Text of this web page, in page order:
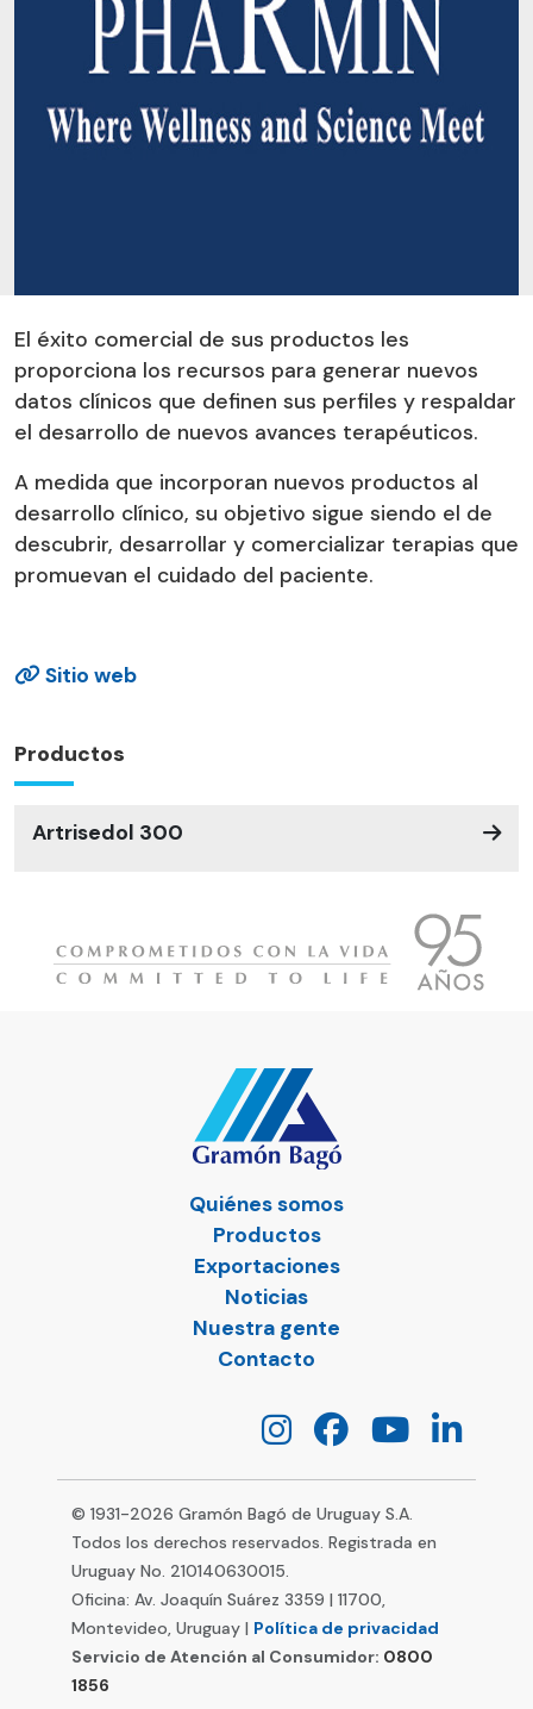
El éxito comercial de sus productos les
proporciona los recursos para generar nuevos
datos clínicos que definen sus perfiles y respaldar
el desarrollo de nuevos avances terapéuticos.
A medida que incorporan nuevos productos al
desarrollo clínico, su objetivo sigue siendo el de
descubrir, desarrollar y comercializar terapias que
promuevan el cuidado del paciente.
Sitio web
Productos
Artrisedol 300
Quiénes somos
Productos
Exportaciones
Noticias
Nuestra gente
Contacto
© 1931-2026 Gramón Bagó de Uruguay S.A.
Todos los derechos reservados. Registrada en
Uruguay No. 210140630015.
Oficina: Av. Joaquín Suárez 3359 | 11700,
Montevideo, Uruguay | Política de privacidad
Servicio de Atención al Consumidor: 0800
1856